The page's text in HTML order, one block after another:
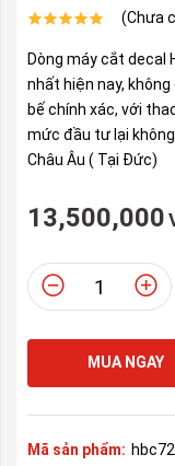
(Chưa
Dòng máy cắt decal
nhất hiện nay,
bế chính xác, với
mức đầu tư lại
Châu Âu ( Tại Đức)
13,500,000
MUA NGAY
Mã sản phẩm: